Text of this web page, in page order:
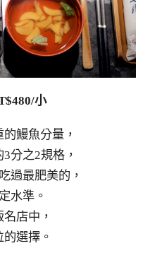
小
鰻魚分量，
分之2規格，
過最肥美的，
水準。
店中，
選擇。